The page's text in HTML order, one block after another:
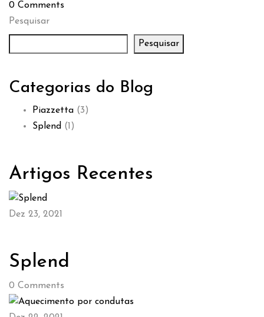
0 Comments
Pesquisar
Pesquisar
Categorias do Blog
Piazzetta (3)
Splend (1)
Artigos Recentes
Dez 23, 2021
Splend
0 Comments